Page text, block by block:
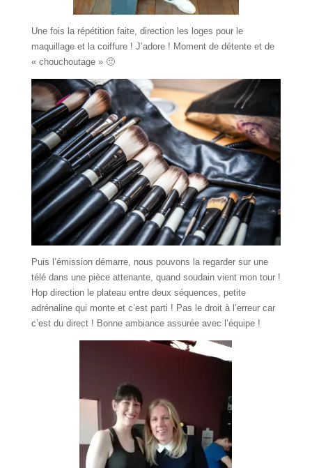
Une fois la répétition faite, direction les loges pour le
maquillage et la coiffure ! J’adore ! Moment de détente et de
« chouchoutage » 🙂
Puis l’émission démarre, nous pouvons la regarder sur une
télé dans une pièce attenante, quand soudain vient mon tour !
Hop direction le plateau entre deux séquences, petite
adrénaline qui monte et c’est parti ! Pas le droit à l’erreur car
c’est du direct ! Bonne ambiance assurée avec l’équipe !